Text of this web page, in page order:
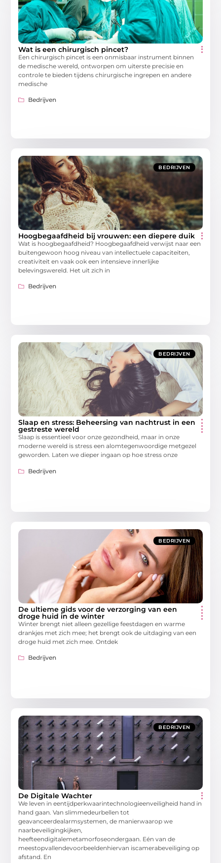
Wat is een chirurgisch pincet?
Een chirurgisch pincet is een onmisbaar instrument binnen
de medische wereld, ontworpen om uiterste precisie en
controle te bieden tijdens chirurgische ingrepen en andere
medische
Bedrijven
BEDRIJVEN
Hoogbegaafdheid bij vrouwen: een diepere duik
Wat is hoogbegaafdheid? Hoogbegaafdheid verwijst naar een
buitengewoon hoog niveau van intellectuele capaciteiten,
creativiteit en vaak ook een intensieve innerlijke
belevingswereld. Het uit zich in
Bedrijven
BEDRIJVEN
Slaap en stress: Beheersing van nachtrust in een
gestreste wereld
Slaap is essentieel voor onze gezondheid, maar in onze
moderne wereld is stress een alomtegenwoordige metgezel
geworden. Laten we dieper ingaan op hoe stress onze
Bedrijven
BEDRIJVEN
De ultieme gids voor de verzorging van een
droge huid in de winter
Winter brengt niet alleen gezellige feestdagen en warme
drankjes met zich mee; het brengt ook de uitdaging van een
droge huid met zich mee. Ontdek
Bedrijven
BEDRIJVEN
De Digitale Wachter
We leven in eentijdperkwaarintechnologieenveiligheid hand in
hand gaan. Van slimmedeurbellen tot
geavanceerdealarmsystemen, de manierwaarop we
naarbeveiligingkijken,
heefteendigitalemetamorfoseondergaan. Eén van de
meestopvallendevoorbeeldenhiervan iscamerabeveiliging op
afstand. En